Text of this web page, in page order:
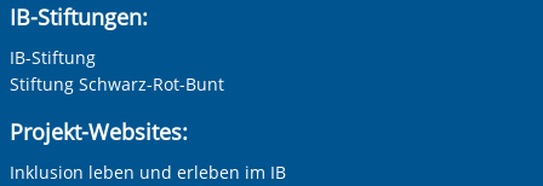
Nachname, Vorname
Adresse (PLZ, Ort, Strasse)
IB-Stiftungen:
IB-Stiftung
Stiftung Schwarz-Rot-Bunt
Projekt-Websites:
Inklusion leben und erleben im IB